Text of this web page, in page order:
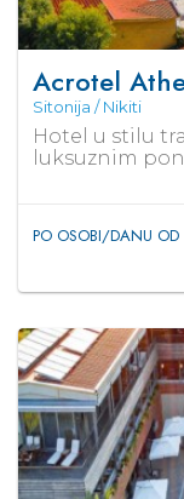
Acrotel
Sitonija / Nikiti
Hotel u stilu
luksuznim
PO OSOBI/DANU OD